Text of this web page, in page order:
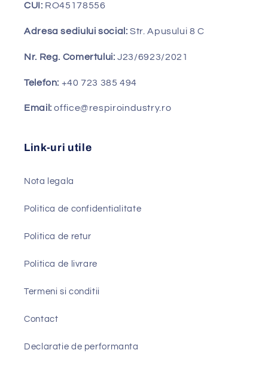
CUI: RO45178556
Adresa sediului social:Str. Apusului 8 C
Nr. Reg. Comertului:J23/6923/2021
Telefon: +40 723 385 494
Email:office@respiroindustry.ro
Link-uri utile
Nota legala
Politica de confidentialitate
Politica de retur
Politica de livrare
Termeni si conditii
Contact
Declaratie de performanta